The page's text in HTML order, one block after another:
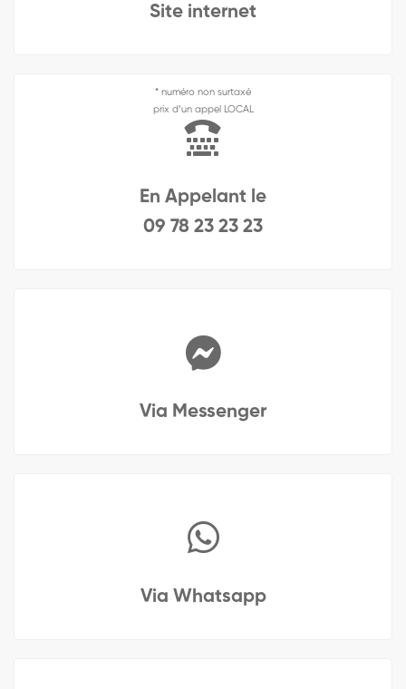
Site internet
* numéro non surtaxé
prix d’un appel LOCAL
En Appelant le
09 78 23 23 23
Via Messenger
Via Whatsapp